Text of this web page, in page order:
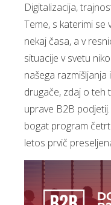
Digitalizacija,
Teme, s katerimi se
nekaj časa, a v
situacije v svetu
našega
drugače, zdaj o
uprave B2B
bogat program
letos prvič